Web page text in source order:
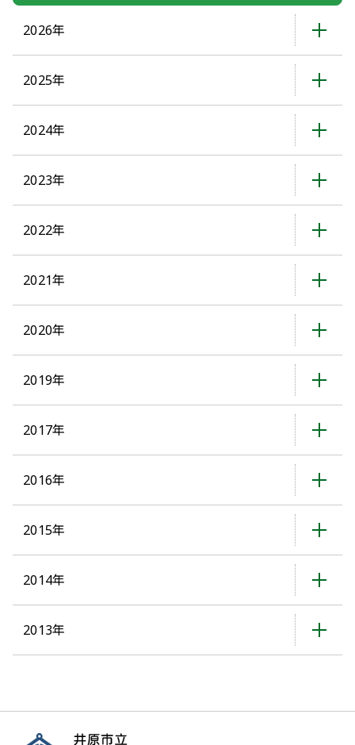
2026年
2025年
2024年
2023年
2022年
2021年
2020年
2019年
2017年
2016年
2015年
2014年
2013年